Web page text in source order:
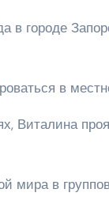
городе
в
Виталина
мира в